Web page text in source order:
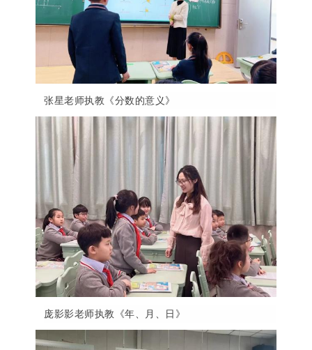
张星老师执教《分数的意义》
庞影影老师执教《年、月、日》